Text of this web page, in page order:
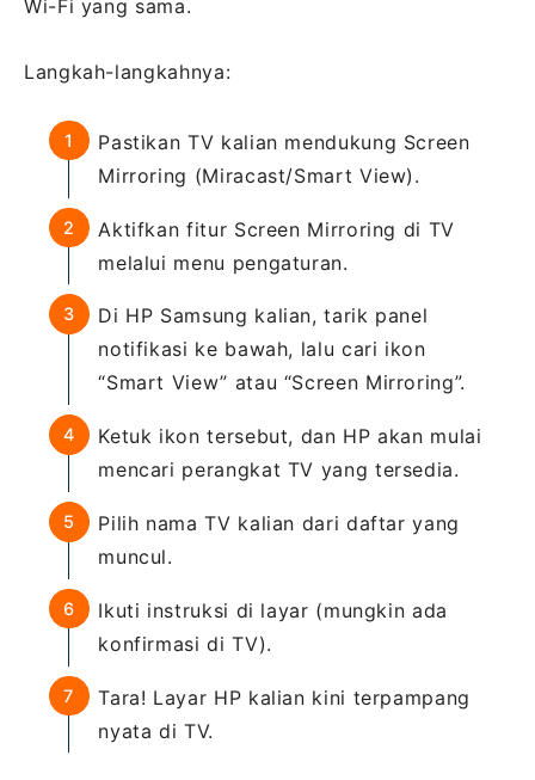
Wi-Fi yang sama.
Langkah-langkahnya:
Pastikan TV kalian mendukung Screen
Mirroring (Miracast/Smart View).
Aktifkan fitur Screen Mirroring di TV
melalui menu pengaturan.
Di HP Samsung kalian, tarik panel
notifikasi ke bawah, lalu cari ikon
“Smart View” atau “Screen Mirroring”.
Ketuk ikon tersebut, dan HP akan mulai
mencari perangkat TV yang tersedia.
Pilih nama TV kalian dari daftar yang
muncul.
Ikuti instruksi di layar (mungkin ada
konfirmasi di TV).
Tara! Layar HP kalian kini terpampang
nyata di TV.